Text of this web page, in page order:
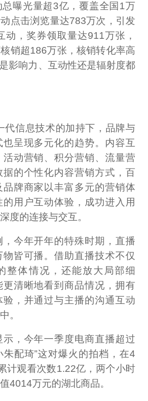
曝光量超3亿，覆盖全国1万
点击浏览量达783万次，引发
动，奖券领取量达911万张，
销超186万张，核销转化率高
影响力、互动性还是辐射度都
代信息技术的加持下，品牌与
也呈现多元化的趋势。内容互
动营销、积分营销、流量营
的个性化内容营销方式，百
牌商家以丰富多元的营销体
用户互动体验，成功进入用
度的连接与交互。
，今年开年的特殊时期，直播
皆可播。借助直播技术不仅
整体情况，还能放大局部细
清晰地看到商品情况，拥有
，并通过与主播的沟通互动
。
，今年一季度电商直播超过
朱配琦”这对爆火的拍档，在4
计观看次数1.22亿，两个小时
4014万元的湖北商品。